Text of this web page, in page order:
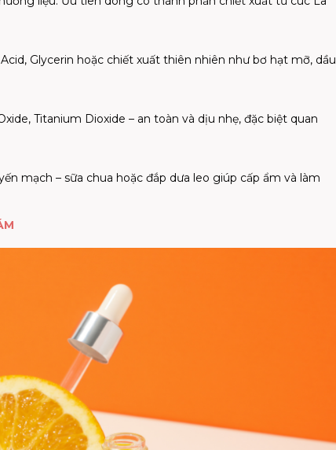
Glycerin hoặc chiết xuất thiên nhiên như bơ hạt mỡ, dầu
Titanium Dioxide – an toàn và dịu nhẹ, đặc biệt quan
mạch – sữa chua hoặc đắp dưa leo giúp cấp ẩm và làm